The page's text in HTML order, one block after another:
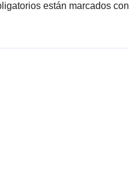
están marcados con